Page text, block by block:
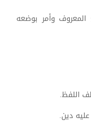
المعروف وأمر بوضعه
اللفظ.
دين.